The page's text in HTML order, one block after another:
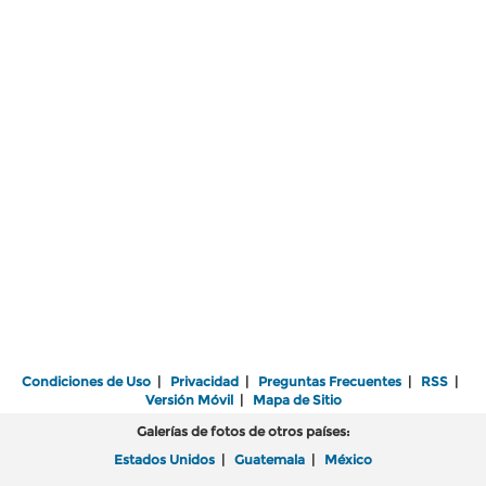
Condiciones de Uso | Privacidad | Preguntas Frecuentes | RSS |
Versión Móvil| Mapa de Sitio
Galerías de fotos de otros países:
Estados Unidos | Guatemala | México